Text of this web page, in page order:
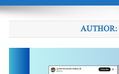
AUTHOR: